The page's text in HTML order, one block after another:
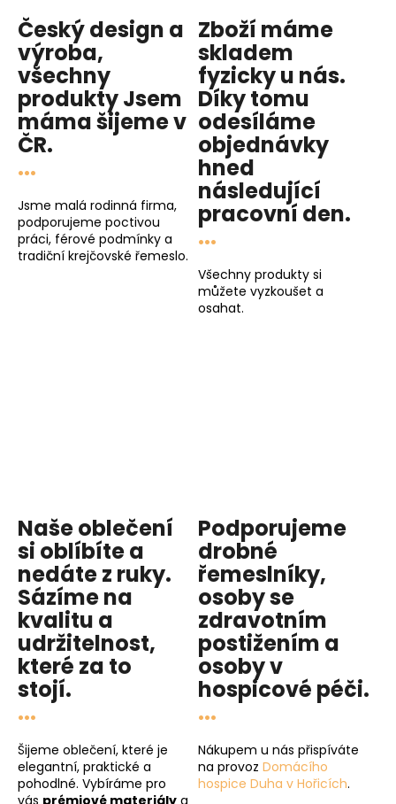
Český design a
výroba,
všechny
produktyJsem
mámašijeme v
ČR.
...
Jsme malá rodinná firma,
podporujeme poctivou
práci, férové podmínky a
tradiční krejčovské řemeslo.
Zboží máme
skladem
fyzicky u nás.
Díky tomu
odesíláme
objednávky
hned
následující
pracovní den.
...
Všechny produkty si
můžete vyzkoušet a
osahat.
Naše oblečení
si oblíbíte a
nedáte z ruky.
Sázíme na
kvalitu a
udržitelnost,
které za to
stojí.
...
Šijeme oblečení, které je
elegantní, praktické a
pohodlné. Vybíráme pro
Podporujeme
drobné
řemeslníky,
osoby se
zdravotním
postižením a
osoby v
hospicové péči.
...
Nákupem u nás přispíváte
na provoz Domácího
hospice Duha v Hořicích.